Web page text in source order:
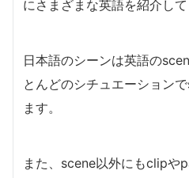
にさまざまな英語を紹介して
日本語のシーンは英語の
とんどのシチュエーション
ます。
また、scene以外にもclipや